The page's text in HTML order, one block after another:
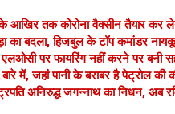
के आखिर तक कोरोना वैक्सीन तैयार कर
का बदला, हिजबुल के टॉप कमांडर
एलओसी पर फायरिंग नहीं करने पर बनी
में, जहां पानी के बराबर है पेट्रोल की
अनिरुद्ध जगन्नाथ का निधन, अब